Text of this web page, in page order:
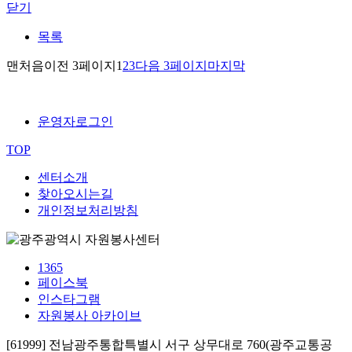
닫기
목록
맨처음이전 3페이지 1 23다음 3페이지 마지막
운영자로그인
TOP
센터소개
찾아오시는길
개인정보처리방침
1365
페이스북
인스타그램
자원봉사 아카이브
[61999] 전남광주통합특별시 서구 상무대로 760(광주교통공